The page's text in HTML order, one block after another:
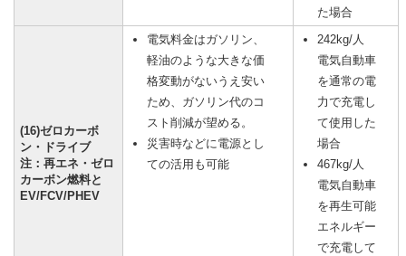
た場合
(16)ゼロカーボ
ン・ドライブ
注：再エネ・ゼロ
カーボン燃料と
EV/FCV/PHEV
電気料金はガソリン、
軽油のような大きな価
格変動がないうえ安い
ため、ガソリン代のコ
スト削減が望める。
災害時などに電源とし
ての活用も可能
242kg/人
電気自動車
を通常の電
力で充電し
て使用した
場合
467kg/人
電気自動車
を再生可能
エネルギー
で充電して